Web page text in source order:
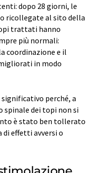
dopo 28 giorni, le
ricollegate al sito della
trattati hanno
più normali:
coordinazione e il
in modo
perché, a
spinale dei topi non si
è stato ben tollerato
di effetti avversi o